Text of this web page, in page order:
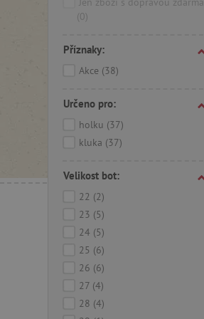
(0)
Příznaky:
Akce (38)
Určeno pro:
holku (37)
kluka (37)
Velikost bot:
22 (2)
23 (5)
24 (5)
25 (6)
26 (6)
27 (4)
28 (4)